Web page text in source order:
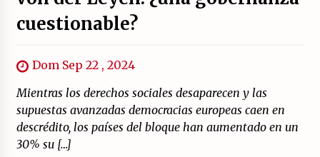
cuestionable?
Dom Sep 22 , 2024
Mientras los derechos sociales desaparecen y las
supuestas avanzadas democracias europeas caen en
descrédito, los países del bloque han aumentado en un
30% su […]